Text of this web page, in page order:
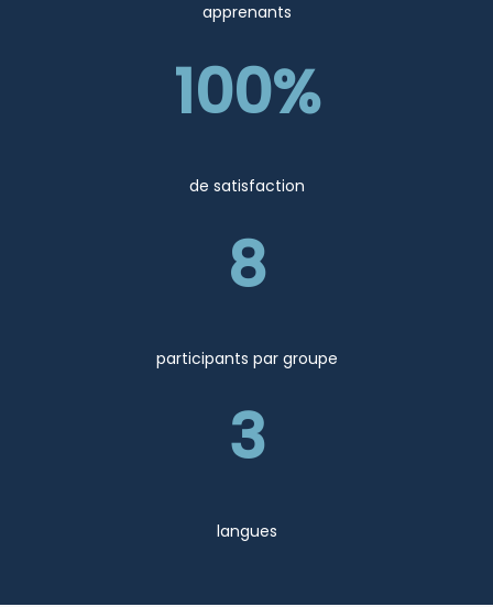
apprenants
100%
de satisfaction
8
participants par groupe
3
langues